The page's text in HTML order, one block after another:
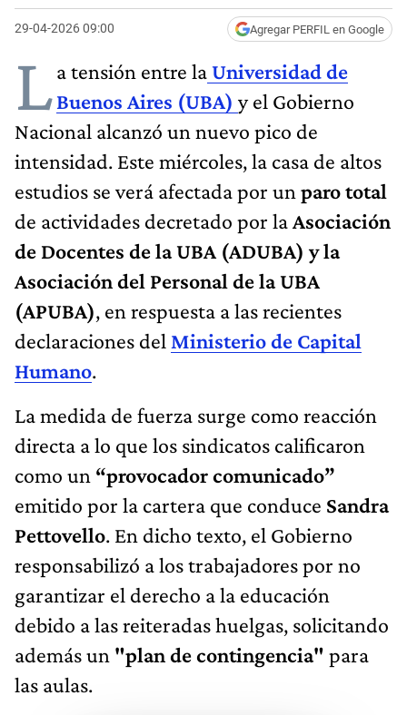
29-04-2026 09:00 Agregar PERFIL en Google
La tensión entre laUniversidad de
Buenos Aires (UBA) y el Gobierno
Nacional alcanzó un nuevo pico de
intensidad. Este miércoles, la casa de altos
estudios se verá afectada por un paro total
de actividades decretado por laAsociación
de Docentes de la UBA (ADUBA) y la
Asociación del Personal de la UBA
(APUBA), en respuesta a las recientes
declaraciones del Ministerio de Capital
Humano.
La medida de fuerza surge como reacción
directa a lo que los sindicatos calificaron
como un “provocador comunicado”
emitido por la cartera que conduce Sandra
Pettovello. En dicho texto, el Gobierno
responsabilizó a los trabajadores por no
garantizar el derecho a la educación
debido a las reiteradas huelgas, solicitando
además un "plan de contingencia" para
las aulas.